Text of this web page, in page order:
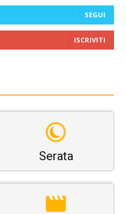
SEGUI
ISCRIVITI
Serata